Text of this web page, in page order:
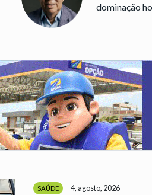
dominação
SAÚDE 4, agosto, 2026